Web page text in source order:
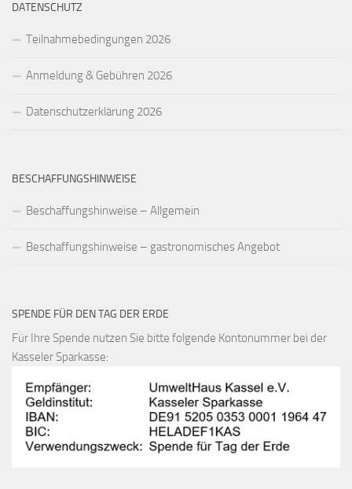
DATENSCHUTZ
Teilnahmebedingungen 2026
Anmeldung & Gebühren 2026
Datenschutzerklärung 2026
BESCHAFFUNGSHINWEISE
Beschaffungshinweise – Allgemein
Beschaffungshinweise – gastronomisches Angebot
SPENDE FÜR DEN TAG DER ERDE
Für Ihre Spende nutzen Sie bitte folgende Kontonummer bei der
Kasseler Sparkasse: